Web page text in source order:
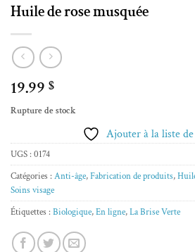
Huile de rose musquée
19.99 $
Rupture de stock
Ajouter à la liste
UGS : 0174
Catégories : Anti-âge,Fabrication de produits,
Soins visage
Étiquettes : Biologique,En ligne,La Brise Verte